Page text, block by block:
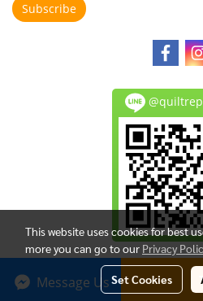
Message Us
Subscribe
Copy right by
This website uses cookies for best
more you can go to our Privacy
Set Cookies